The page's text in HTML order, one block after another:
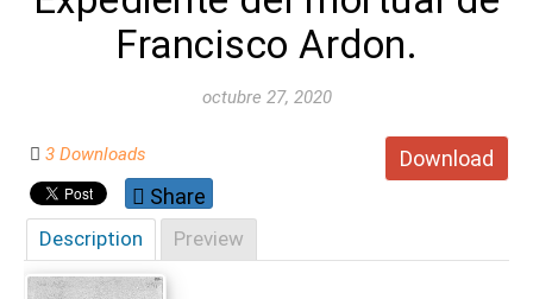
Francisco Ardon.
octubre 27, 2020
Download
3 Downloads
Share
Description Preview